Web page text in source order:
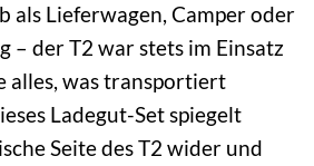
als Lieferwagen, Camper oder
– der T2 war stets im Einsatz
alles, was transportiert
Ladegut-Set spiegelt
Seite des T2 wider und